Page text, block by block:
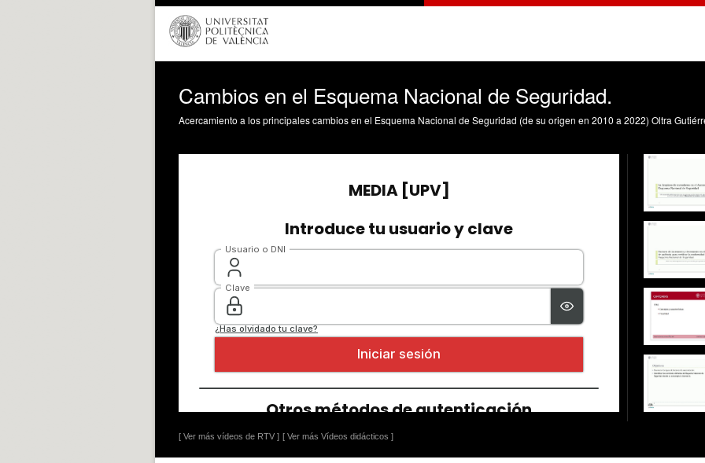
Cambios en el Esquema Nacional de Seguridad.
[ Ver más vídeos de RTV ] [ Ver más Vídeos didácticos ]